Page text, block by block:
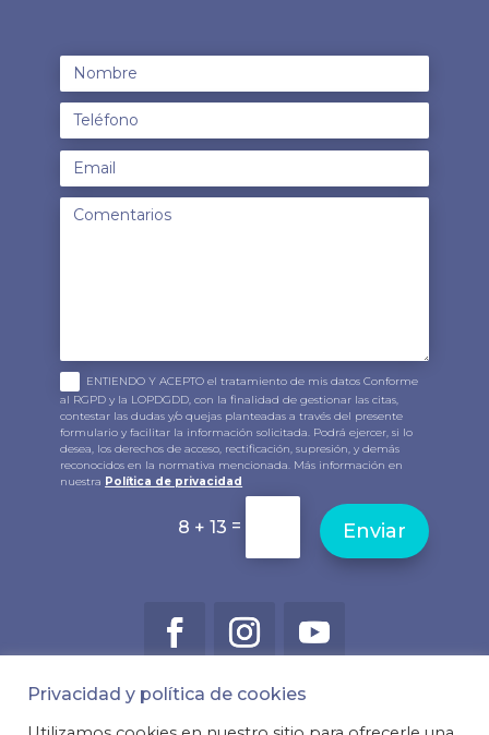
ENTIENDO Y ACEPTO el tratamiento de mis datos Conforme
al RGPD y la LOPDGDD, con la finalidad de gestionar las citas,
contestar las dudas y/o quejas planteadas a través del presente
formulario y facilitar la información solicitada. Podrá ejercer, si lo
desea, los derechos de acceso, rectificación, supresión, y demás
reconocidos en la normativa mencionada. Más información en
nuestra Política de privacidad
8 + 13 = Enviar
Privacidad y política de cookies